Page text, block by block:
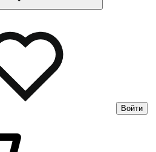
Войти